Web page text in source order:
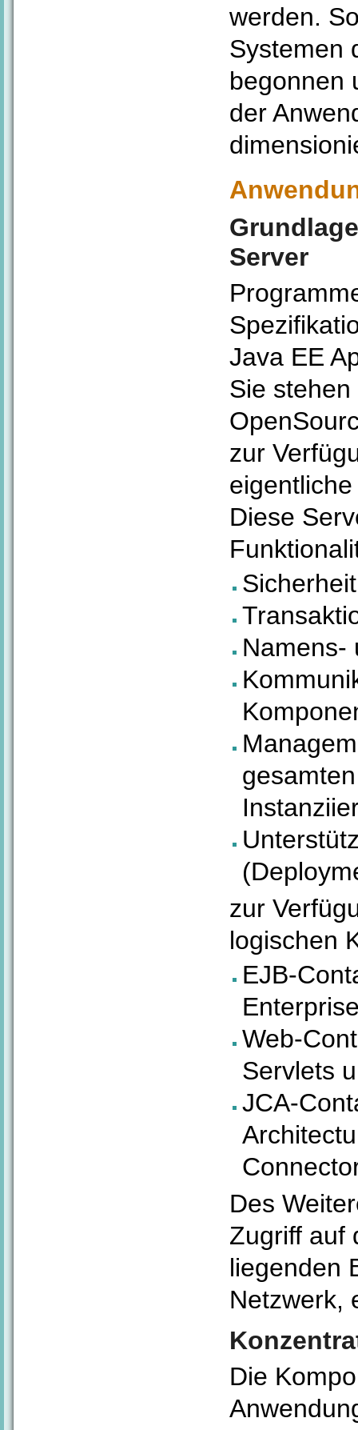
werden.
Systemen
begonnen
der
Server
Java EE
Sie
zur
Diese
Namens-
zur
logischen
EJB-
Web-
Servlets
JCA-
Des
Zugriff auf
liegenden
Netzwerk,
Die